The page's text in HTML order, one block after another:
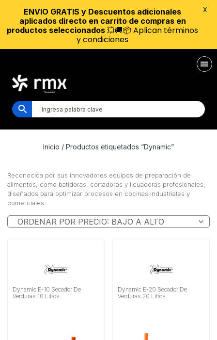
Inicio / Productos etiquetados “Dynamic”
Reconocida por sus innovadores equipos de preparación de
alimentos, como batidoras, cortadoras y licuadoras profesionales,
diseñados para optimizar procesos en cocinas industriales y
comerciales.
Dynamic E-10 Secador De
Verduras 10 Litros
Dynamic E-20 Secador De
Verduras 20 Litros
ENVIO GRATIS y Descuentos adicionales
aplicados directo en carrito de compras en
productos seleccionados 💥🚚📦 Aplican términos
y condiciones
X